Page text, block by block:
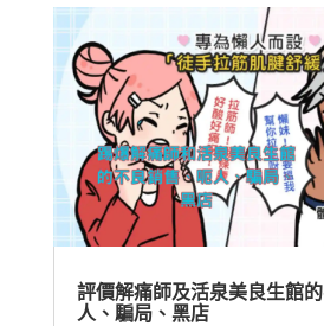
評價解痛師及活泉美良生館
人、騙局、黑店